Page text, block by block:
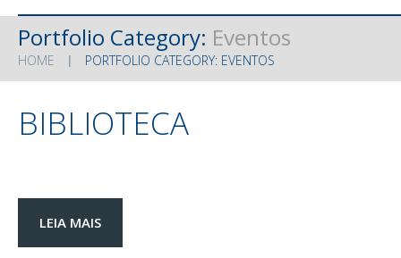
Portfolio Category: Eventos
HOME PORTFOLIO CATEGORY: EVENTOS
BIBLIOTECA
LEIA MAIS